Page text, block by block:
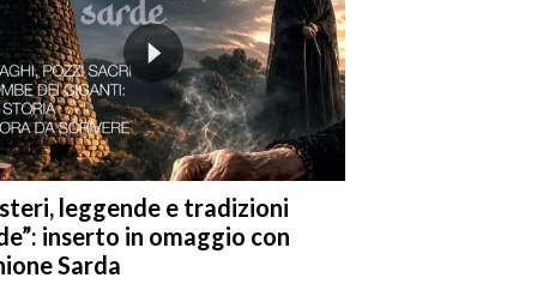
leggende e tradizioni
inserto in omaggio con
Sarda